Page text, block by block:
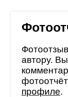
автору.
профиле.